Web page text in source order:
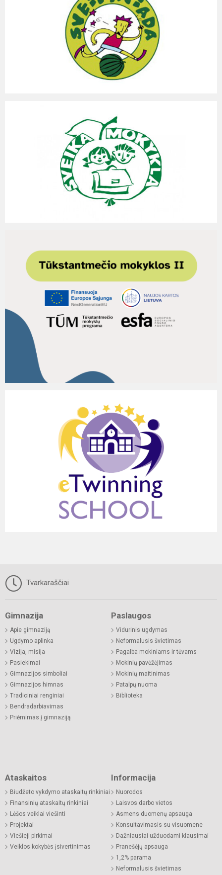
Tvarkaraščiai
Gimnazija
Apie gimnaziją
Ugdymo aplinka
Vizija, misija
Pasiekimai
Gimnazijos simboliai
Gimnazijos himnas
Tradiciniai renginiai
Bendradarbiavimas
Priėmimas į gimnaziją
Paslaugos
Vidurinis ugdymas
Neformalusis švietimas
Pagalba mokiniams ir tėvams
Mokinių pavėžėjimas
Mokinių maitinimas
Patalpų nuoma
Biblioteka
Ataskaitos
Biudžeto vykdymo ataskaitų rinkiniai
Finansinių ataskaitų rinkiniai
Lėšos veiklai viešinti
Projektai
Viešieji pirkimai
Veiklos kokybės įsivertinimas
Informacija
Nuorodos
Laisvos darbo vietos
Asmens duomenų apsauga
Konsultavimasis su visuomene
Dažniausiai užduodami klausimai
Pranešėjų apsauga
1,2% parama
Neformalusis švietimas